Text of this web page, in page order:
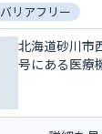
バリアフリー
北海道砂川市
号にある医療